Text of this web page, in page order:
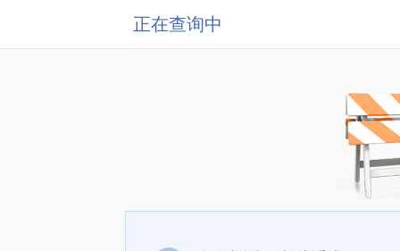
正在查询中